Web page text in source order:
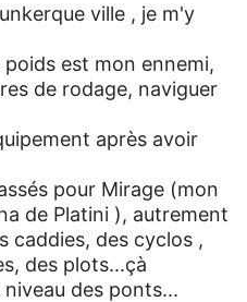
ville , je m'y
est mon ennemi,
de rodage, naviguer
après avoir
pour Mirage (mon
de Platini ), autrement
caddies, des cyclos ,
des plots...çà
des ponts...